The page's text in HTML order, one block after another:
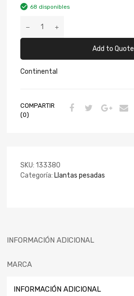
68 disponibles
Add to Quote
Continental
COMPARTIR
(0)
SKU: 133380
Categoría: Llantas pesadas
INFORMACIÓN ADICIONAL
MARCA
INFORMACIÓN ADICIONAL